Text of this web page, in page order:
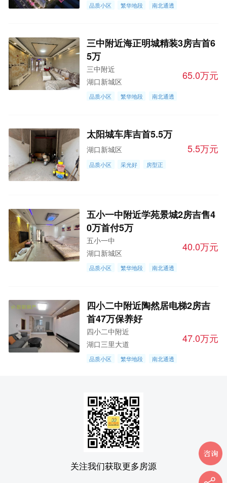
品质小区 繁华地段 南北通透
三中附近海正明城精装3房吉首6
5万
三中附近
湖口新城区
65.0万元
品质小区 繁华地段 南北通透
太阳城车库吉首5.5万
湖口新城区 5.5万元
品质小区 采光好 房型正
五小一中附近学苑景城2房吉售4
0万首付5万
五小一中
湖口新城区
40.0万元
品质小区 繁华地段 南北通透
四小二中附近陶然居电梯2房吉
首47万保养好
四小二中附近
湖口三里大道
47.0万元
品质小区 繁华地段 南北通透
关注我们获取更多房源